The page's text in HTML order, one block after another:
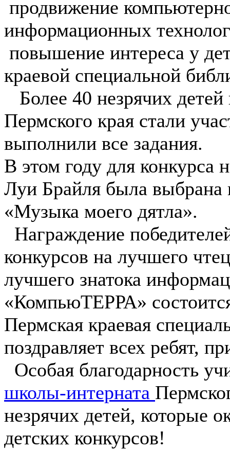
продвижение
информационных
повышение интереса у
краевой специальной
Более 40 незрячих
Пермского края стали
выполнили все задания.
В этом году для конкурса
Луи Брайля была
«Музыка моего дятла».
Награждение
конкурсов на лучшего
лучшего знатока
«КомпьюТЕРРА»
Пермская краевая
поздравляет всех ребят,
Особая благодарность
школы-интерната
незрячих детей, которые
детских конкурсов!